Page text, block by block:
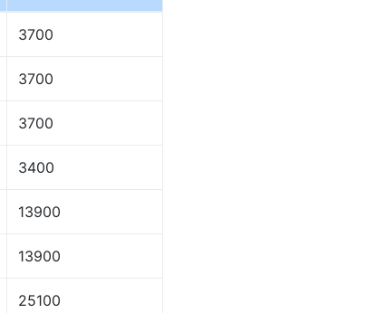
3700
3700
3700
3400
13900
13900
25100